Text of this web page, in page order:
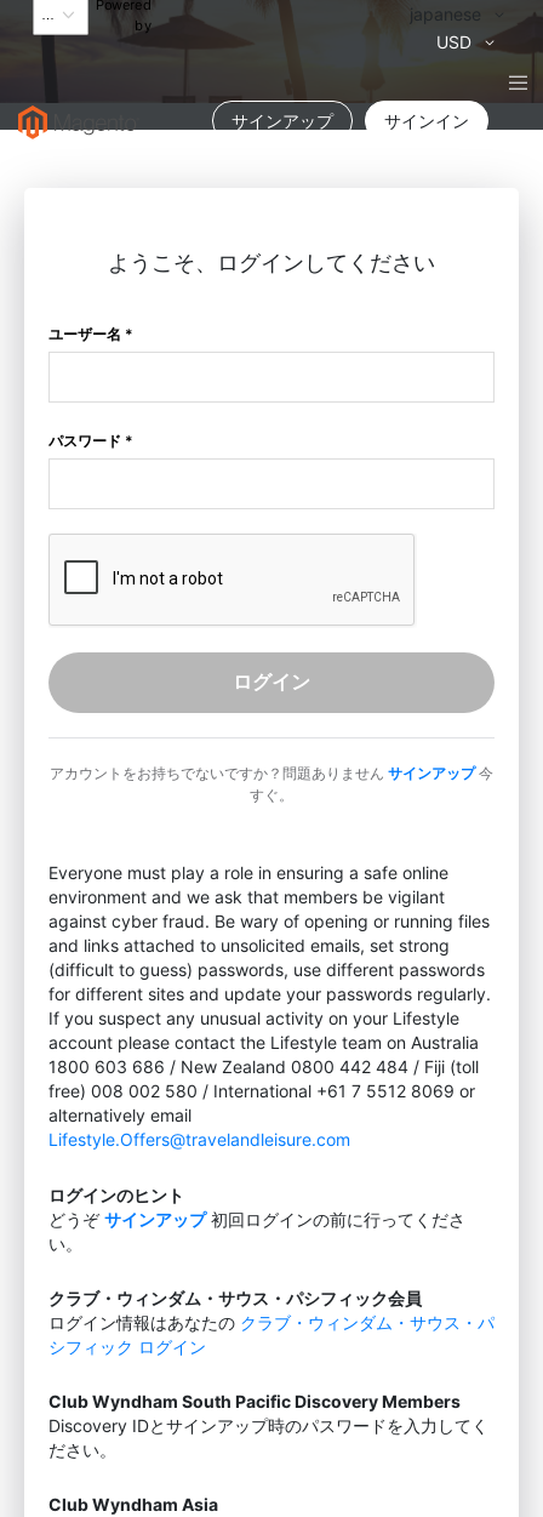
Powered
by
言
japanese
USD
サインアップ サインイン
ようこそ、ログインしてください
ユーザー名 *
パスワード *
ログイン
アカウントをお持ちでないですか？問題ありません サインアップ今
すぐ。
Everyone must play a role in ensuring a safe online
environment and we ask that members be vigilant
against cyber fraud. Be wary of opening or running files
and links attached to unsolicited emails, set strong
(difficult to guess) passwords, use different passwords
for different sites and update your passwords regularly.
If you suspect any unusual activity on your Lifestyle
account please contact the Lifestyle team on Australia
1800 603 686 / New Zealand 0800 442 484 / Fiji (toll
free) 008 002 580 / International +61 7 5512 8069 or
alternatively email
Lifestyle.Offers@travelandleisure.com
ログインのヒント
どうぞサインアップ初回ログインの前に行ってくださ
い。
クラブ・ウィンダム・サウス・パシフィック会員
ログイン情報はあなたの クラブ・ウィンダム・サウス・パ
シフィック ログイン
Club Wyndham South Pacific Discovery Members
Discovery IDとサインアップ時のパスワードを入力してく
ださい。
Club Wyndham Asia